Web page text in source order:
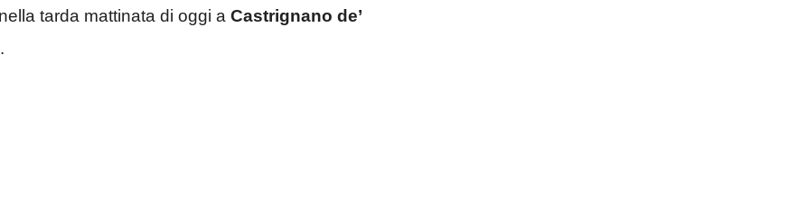
tarda mattinata di oggi a Castrignano de’
.